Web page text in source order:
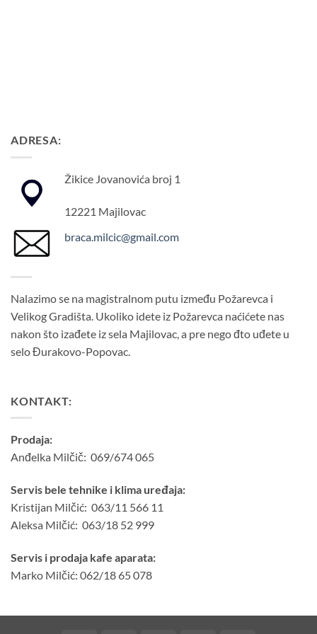
ADRESA:
Žikice Jovanovića broj 1
12221 Majilovac
braca.milcic@gmail.com
Nalazimo se na magistralnom putu između Požarevca i
Velikog Gradišta. Ukoliko idete iz Požarevca naćićete nas
nakon što izađete iz sela Majilovac, a pre nego đto uđete u
selo Đurakovo-Popovac.
KONTAKT:
Prodaja:
Anđelka Milčič: 069/674 065
Servis bele tehnike i klima uređaja:
Kristijan Milčić: 063/11 566 11
Aleksa Milčić: 063/18 52 999
Servis i prodaja kafe aparata:
Marko Milčić: 062/18 65 078